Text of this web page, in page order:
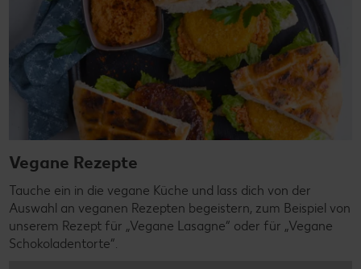
Vegane Rezepte
Tauche ein in die vegane Küche und lass dich von der
Auswahl an veganen Rezepten begeistern, zum Beispiel von
unserem Rezept für „Vegane Lasagne“ oder für „Vegane
Schokoladentorte“.